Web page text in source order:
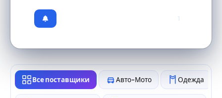
1
Все поставщики Авто-Мото Одежда